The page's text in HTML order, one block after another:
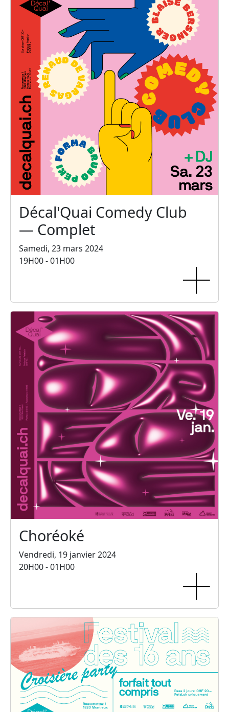
Décal'Quai Comedy Club
— Complet
Samedi, 23 mars 2024
19H00 - 01H00
Choréoké
Vendredi, 19 janvier 2024
20H00 - 01H00